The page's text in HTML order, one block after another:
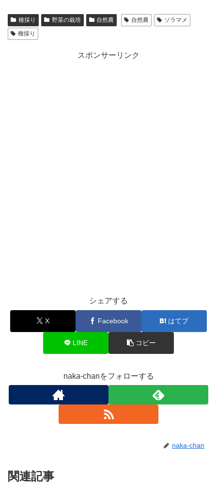
種採り 野菜の栽培 自然農 自然農
ソラマメ
種採り
スポンサーリンク
シェアする
X Facebook はてブ
LINE コピー
naka-chanをフォローする
naka-chan
関連記事